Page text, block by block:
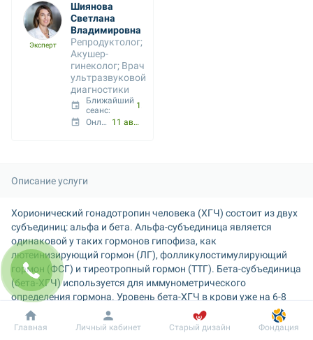
Эксперт
Шиянова
Светлана
Владимировна
Репродуктолог;
Акушер-
гинеколог; Врач
ультразвуковой
диагностики
Ближайший
сеанс:
Онлайн с:
11 авг. 18:30
Описание услуги
Хорионический гонадотропин человека (ХГЧ) состоит из двух
субъединиц: альфа и бета. Альфа-субъединица является
одинаковой у таких гормонов гипофиза, как
лютеинизирующий гормон (ЛГ), фолликулостимулирующий
гормон (ФСГ) и тиреотропный гормон (ТТГ). Бета-субъединица
(бета-ХГЧ) используется для иммунометрического
определения гормона. Уровень бета-ХГЧ в крови уже на 6-8
день после зачатия позволяет диагностировать беременность
(его концентрация в моче достигает диагностического уровня
Добробут Информация Пациенту
Главная Личный кабинет Старый дизайн Фондация